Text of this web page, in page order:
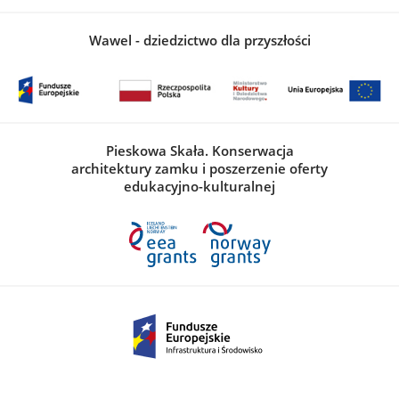
Wawel - dziedzictwo dla przyszłości
Pieskowa Skała. Konserwacja
architektury zamku i poszerzenie oferty
edukacyjno-kulturalnej